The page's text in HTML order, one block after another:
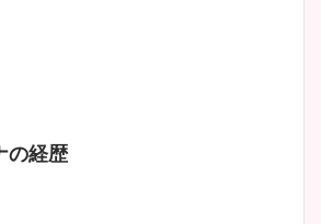
の経歴